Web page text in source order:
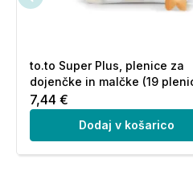
to.to Super Plus, plenice za
dojenčke in malčke (19
7,44 €
Dodaj v košarico